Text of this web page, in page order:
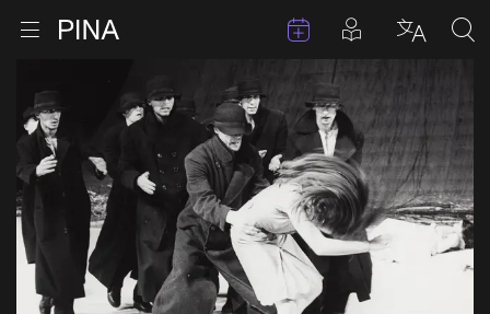
Ouvrir le menu Retour à la page d'accueil Évenements
Articles en